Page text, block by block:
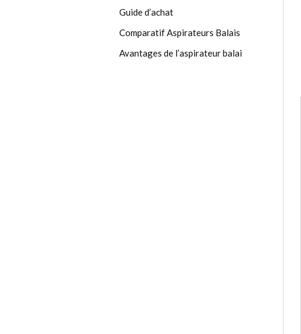
Guide d’achat
Comparatif Aspirateurs Balais
Avantages de l’aspirateur balai